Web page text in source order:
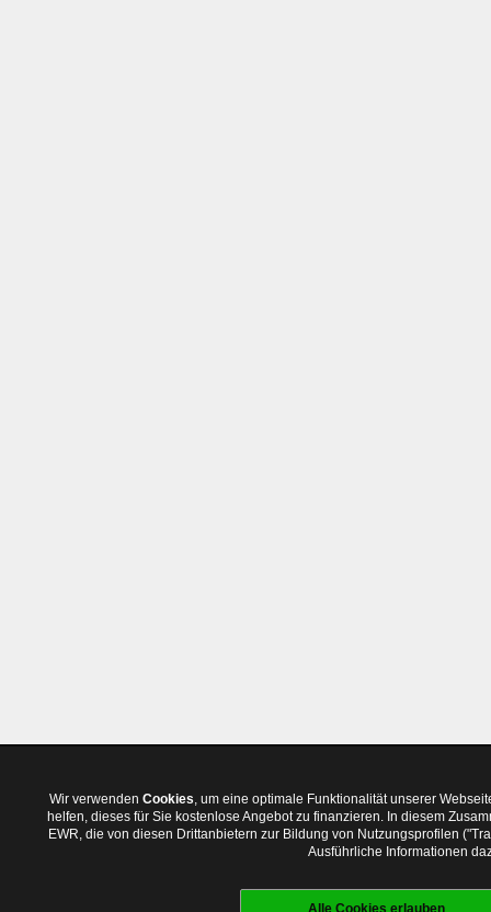
Wir verwenden Cookies, um eine optimale Funktionalität unserer
helfen, dieses für Sie kostenlose Angebot zu finanzieren. In diesem
EWR, die von diesen Drittanbietern zur Bildung von Nutzungsprofilen
Ausführliche Informationen
Alle Cookies erlauben